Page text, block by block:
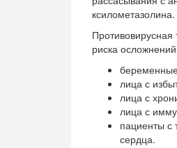
ксилометазолина.
риска
лица с
лица с
лица с
пациенты с
сердца.